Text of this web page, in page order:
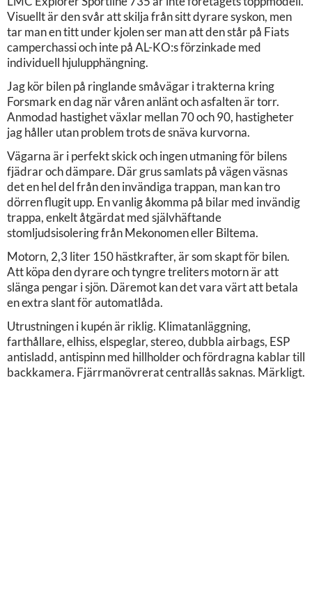
Visuellt är den svår att skilja från sitt dyrare syskon, men
tar man en titt under kjolen ser man att den står på Fiats
camperchassi och inte på AL-KO:s förzinkade med
individuell hjulupphängning.
Jag kör bilen på ringlande småvägar i trakterna kring
Forsmark en dag när våren anlänt och asfalten är torr.
Anmodad hastighet växlar mellan 70 och 90, hastigheter
jag håller utan problem trots de snäva kurvorna.
Vägarna är i perfekt skick och ingen utmaning för bilens
fjädrar och dämpare. Där grus samlats på vägen väsnas
det en hel del från den invändiga trappan, man kan tro
dörren flugit upp. En vanlig åkomma på bilar med invändig
trappa, enkelt åtgärdat med självhäftande
stomljudsisolering från Mekonomen eller Biltema.
Motorn, 2,3 liter 150 hästkrafter, är som skapt för bilen.
Att köpa den dyrare och tyngre treliters motorn är att
slänga pengar i sjön. Däremot kan det vara värt att betala
en extra slant för automatlåda.
Utrustningen i kupén är riklig. Klimatanläggning,
farthållare, elhiss, elspeglar, stereo, dubbla airbags, ESP
antisladd, antispinn med hillholder och fördragna kablar till
backkamera. Fjärrmanövrerat centrallås saknas. Märkligt.